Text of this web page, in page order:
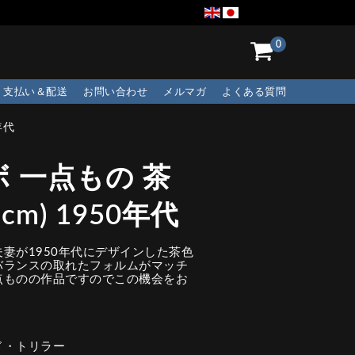
0
よくある質問
メルマガ
お問い合わせ
支払い＆配送
代
一点もの 茶
1950年代
妻が1950年代にデザインした茶色
ンスの取れたフォルムがマッチ
のの作品ですのでこの機会をお
・トリラー